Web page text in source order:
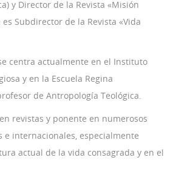
y Director de la Revista «Misión
Subdirector de la Revista «Vida
centra actualmente en el Instituto
y en la Escuela Regina
de Antropología Teológica.
revistas y ponente en numerosos
e internacionales, especialmente
actual de la vida consagrada y en el